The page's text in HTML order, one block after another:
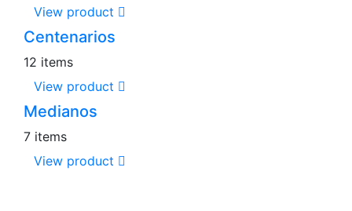
View product
Centenarios
12 items
View product
Medianos
7 items
View product